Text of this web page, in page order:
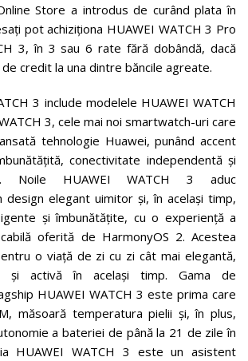
Store a introdus de curând plata în
pot achiziționa HUAWEI WATCH 3 Pro
3, în 3 sau 6 rate fără dobândă, dacă
credit la una dintre băncile agreate.
3 include modelele HUAWEI WATCH
3, cele mai noi smartwatch-uri care
tehnologie Huawei, punând accent
conectivitate independentă și
Noile HUAWEI WATCH 3 aduc
design elegant uimitor și, în același timp,
și îmbunătățite, cu o experiență a
oferită de HarmonyOS 2. Acestea
o viață de zi cu zi cât mai elegantă,
și activă în același timp. Gama de
HUAWEI WATCH 3 este prima care
măsoară temperatura pielii și, în plus,
a bateriei de până la 21 de zile în
HUAWEI WATCH 3 este un asistent